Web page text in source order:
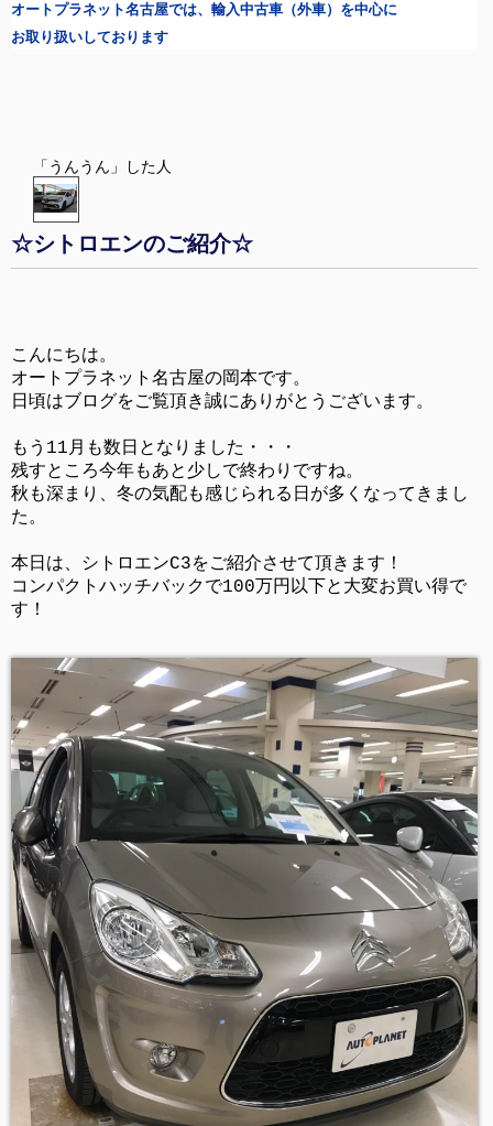
オートプラネット名古屋では、輸入中古車（外車）を中心に
お取り扱いしております
「うんうん」した人
☆シトロエンのご紹介☆
こんにちは。
オートプラネット名古屋の岡本です。
日頃はブログをご覧頂き誠にありがとうございます。
もう11月も数日となりました・・・
残すところ今年もあと少しで終わりですね。
秋も深まり、冬の気配も感じられる日が多くなってきまし
た。
本日は、シトロエンC3をご紹介させて頂きます！
コンパクトハッチバックで100万円以下と大変お買い得で
す！